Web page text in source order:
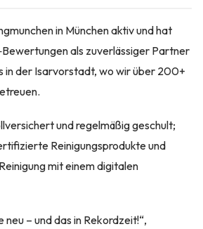
in München aktiv und hat
als zuverlässiger Partner
in der Isarvorstadt, wo wir über 200+
und regelmäßig geschult;
Reinigungsprodukte und
mit einem digitalen
neu – und das in Rekordzeit!“,